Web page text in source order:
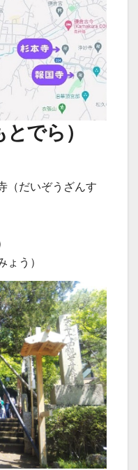
でら）
だいぞうざんす
う）